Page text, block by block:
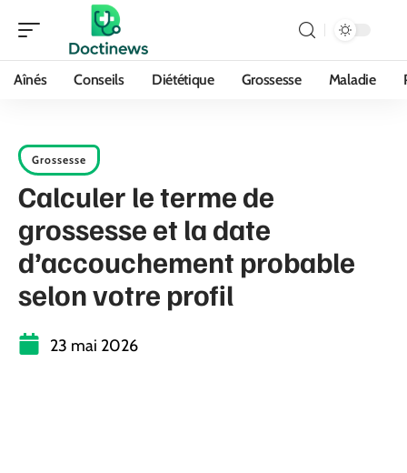
Aînés Conseils Diététique Grossesse Maladie
Grossesse
Calculer le terme de
grossesse et la date
d’accouchement probable
selon votre profil
23 mai 2026